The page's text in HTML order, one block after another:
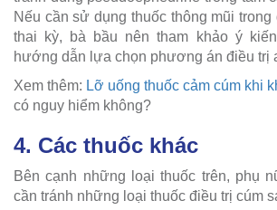
Nếu cần sử dụng thuốc thông mũi
thai kỳ, bà bầu nên tham khảo ý
hướng dẫn lựa chọn phương án điều trị
Xem thêm: Lỡ uống thuốc cảm cúm khi
có nguy hiểm không?
4. Các thuốc khác
Bên cạnh những loại thuốc trên, phụ
cần tránh những loại thuốc điều trị cúm